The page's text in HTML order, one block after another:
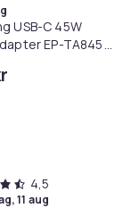
S21 Ultra,
USB-C 45W
EP-TA845
4,5
11 aug